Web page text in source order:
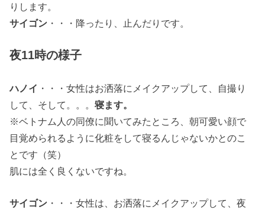
りします。
サイゴン ・・・降ったり、止んだりです。
夜11時の様子
ハノイ ・・・女性はお洒落にメイクアップして、自撮り
して、そして。。。寝ます。
※ベトナム人の同僚に聞いてみたところ、朝可愛い顔で
目覚められるように化粧をして寝るんじゃないかとのこ
とです（笑）
肌には全く良くないですね。
サイゴン ・・・女性は、お洒落にメイクアップして、夜